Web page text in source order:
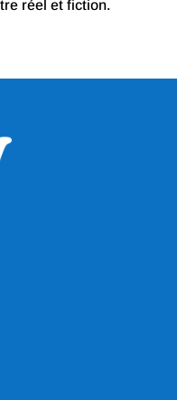
réel et fiction.